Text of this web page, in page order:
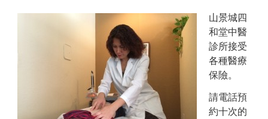
山景城四
和堂中醫
診所接受
各種醫療
保險。
請電話預
約十次的